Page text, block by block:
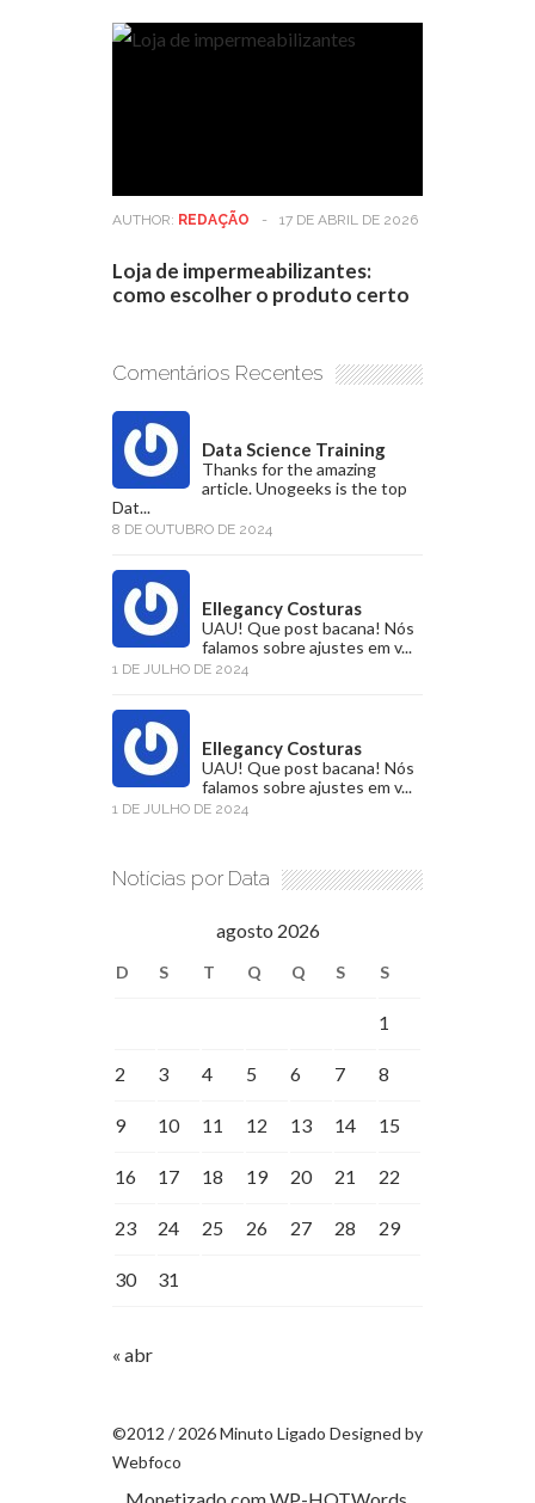
AUTHOR: REDAÇÃO - 17 DE ABRIL DE 2026
Loja de impermeabilizantes:
como escolher o produto certo
Comentários Recentes
Data Science Training
Thanks for the amazing
article. Unogeeks is the top
Dat...
8 DE OUTUBRO DE 2024
Ellegancy Costuras
UAU! Que post bacana! Nós
falamos sobre ajustes em v...
1 DE JULHO DE 2024
Ellegancy Costuras
UAU! Que post bacana! Nós
falamos sobre ajustes em v...
1 DE JULHO DE 2024
Notícias por Data
agosto 2026
D S T Q Q S S
1
2 3 4 5 6 7 8
9 10 11 12 13 14 15
16 17 18 19 20 21 22
23 24 25 26 27 28 29
30 31
« abr
©2012 / 2026 Minuto Ligado Designed by
Webfoco